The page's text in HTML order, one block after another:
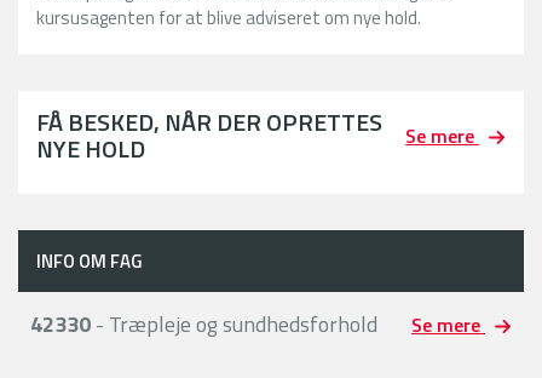
kursusagenten for at blive adviseret om nye hold.
FÅ BESKED, NÅR DER OPRETTES
NYE HOLD Se mere
INFO OM FAG
42330- Træpleje og sundhedsforhold Se mere